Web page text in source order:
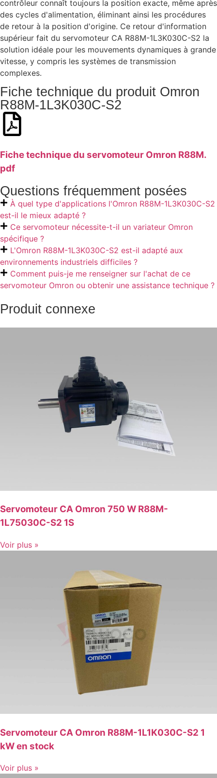
contrôleur connaît toujours la position exacte, même après
des cycles d'alimentation, éliminant ainsi les procédures
de retour à la position d'origine. Ce retour d'information
supérieur fait du servomoteur CA R88M-1L3K030C-S2 la
solution idéale pour les mouvements dynamiques à grande
vitesse, y compris les systèmes de transmission
complexes.
Fiche technique du produit Omron
R88M-1L3K030C-S2
Fiche technique du servomoteur Omron R88M.
pdf
Questions fréquemment posées
À quel type d'applications l'Omron R88M-1L3K030C-S2
est-il le mieux adapté ?
Ce servomoteur nécessite-t-il un variateur Omron
spécifique ?
L'Omron R88M-1L3K030C-S2 est-il adapté aux
environnements industriels difficiles ?
Comment puis-je me renseigner sur l'achat de ce
servomoteur Omron ou obtenir une assistance technique ?
Produit connexe
Servomoteur CA Omron 750 W R88M-
1L75030C-S2 1S
Voir plus »
Servomoteur CA Omron R88M-1L1K030C-S2 1
kW en stock
Voir plus »